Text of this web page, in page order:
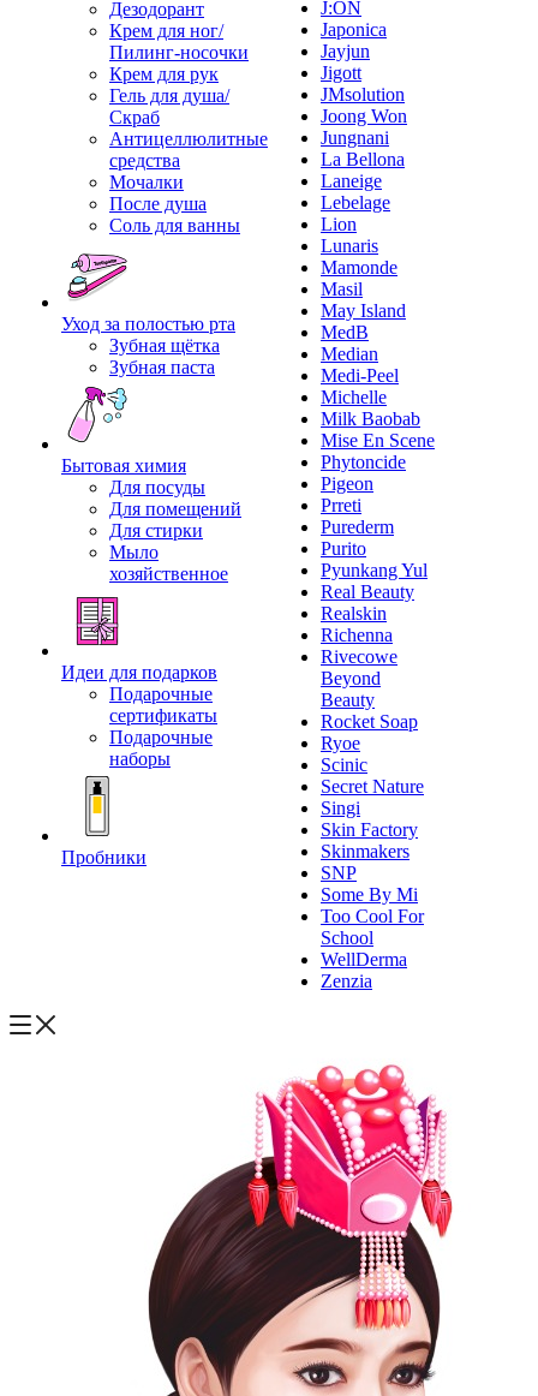
Дезодорант
Крем для ног/
Пилинг-носочки
Крем для рук
Гель для душа/
Скраб
Антицеллюлитные
средства
Мочалки
После душа
Соль для ванны
Уход за полостью рта
Зубная щётка
Зубная паста
Бытовая химия
Для посуды
Для помещений
Для стирки
Мыло
хозяйственное
Идеи для подарков
Подарочные
сертификаты
Подарочные
наборы
Пробники
J:ON
Japonica
Jayjun
Jigott
JMsolution
Joong Won
Jungnani
La Bellona
Laneige
Lebelage
Lion
Lunaris
Mamonde
Masil
May Island
MedB
Median
Medi-Peel
Michelle
Milk Baobab
Mise En Scene
Phytoncide
Pigeon
Prreti
Purederm
Purito
Pyunkang Yul
Real Beauty
Realskin
Richenna
Rivecowe
Beyond
Beauty
Rocket Soap
Ryoe
Scinic
Secret Nature
Singi
Skin Factory
Skinmakers
SNP
Some By Mi
Too Cool For
School
WellDerma
Zenzia